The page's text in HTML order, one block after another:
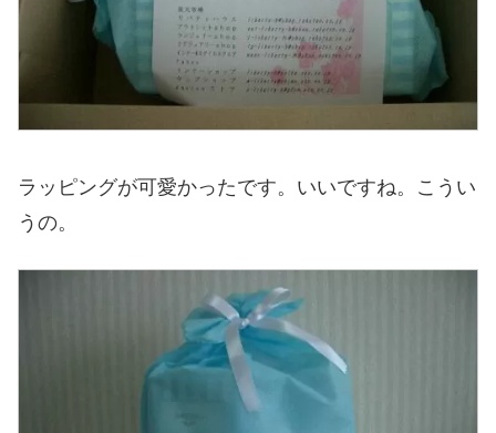
ラッピングが可愛かったです。いいですね。こうい
うの。